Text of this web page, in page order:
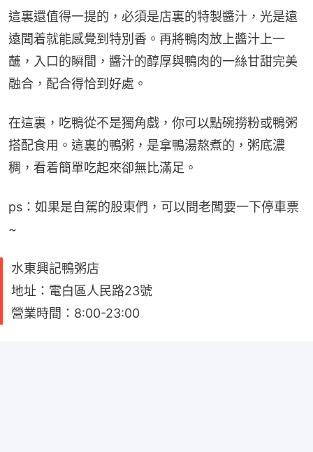
這裏還值得一提的，必須是店裏的特製醬汁，光是遠
遠聞着就能感覺到特別香。再將鴨肉放上醬汁上一
蘸，入口的瞬間，醬汁的醇厚與鴨肉的一絲甘甜完美
融合，配合得恰到好處。
在這裏，吃鴨從不是獨角戲，你可以點碗撈粉或鴨粥
搭配食用。這裏的鴨粥，是拿鴨湯熬煮的，粥底濃
稠，看着簡單吃起來卻無比滿足。
ps：如果是自駕的股東們，可以問老闆要一下停車票
~
水東興記鴨粥店
地址：電白區人民路23號
營業時間：8:00-23:00